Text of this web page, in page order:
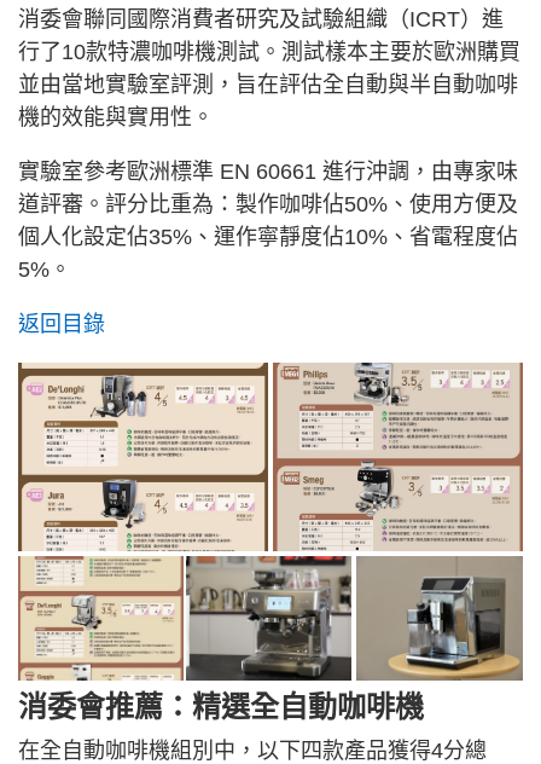
消委會聯同國際消費者研究及試驗組織（ICRT）進
行了10款特濃咖啡機測試。測試樣本主要於歐洲購買
並由當地實驗室評測，旨在評估全自動與半自動咖啡
機的效能與實用性。
實驗室參考歐洲標準 EN 60661 進行沖調，由專家味
道評審。評分比重為：製作咖啡佔50%、使用方便及
個人化設定佔35%、運作寧靜度佔10%、省電程度佔
5%。
返回目錄
消委會推薦：精選全自動咖啡機
在全自動咖啡機組別中，以下四款產品獲得4分總